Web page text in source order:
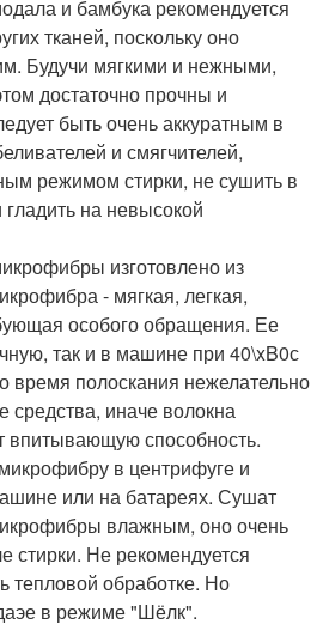
и бамбука рекомендуется
тканей, поскольку оно
Будучи мягкими и нежными,
достаточно прочны и
быть очень аккуратным в
и смягчителей,
режимом стирки, не сушить в
на невысокой
изготовлено из
- мягкая, легкая,
особого обращения. Ее
так и в машине при 40\xB0с
полоскания нежелательно
иначе волокна
способность.
в центрифуге и
или на батареях. Сушат
влажным, оно очень
стирки. Не рекомендуется
тепловой обработке. Но
в режиме "Шёлк".